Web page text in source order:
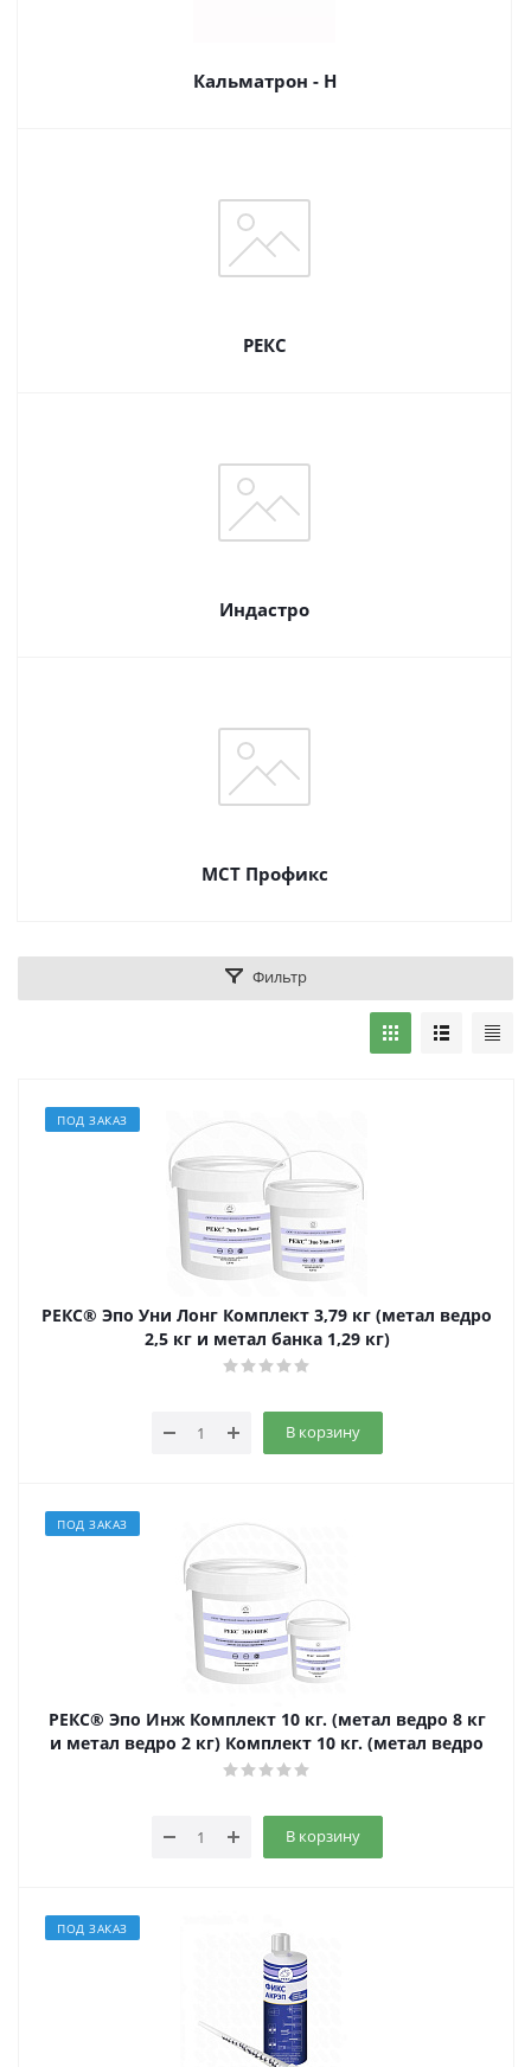
Кальматрон - Н
РЕКС
Индастро
МСТ Профикс
Фильтр
ПОД ЗАКАЗ
РЕКС® Эпо Уни Лонг Комплект 3,79 кг (метал ведро
2,5 кг и метал банка 1,29 кг)
В корзину
ПОД ЗАКАЗ
РЕКС® Эпо Инж Комплект 10 кг. (метал ведро 8 кг
и метал ведро 2 кг) Комплект 10 кг. (метал ведро
В корзину
ПОД ЗАКАЗ